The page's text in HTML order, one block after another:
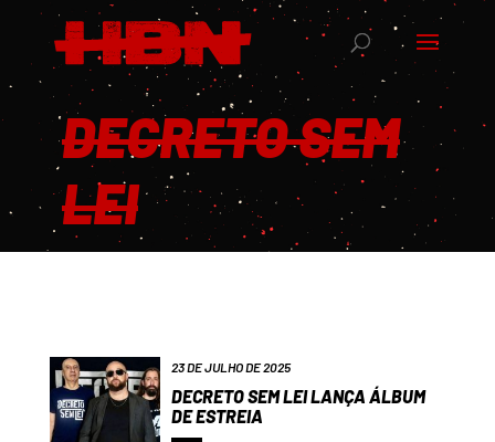
DECRETO SEM
LEI
23 DE JULHO DE 2025
DECRETO SEM LEI LANÇA ÁLBUM
DE ESTREIA